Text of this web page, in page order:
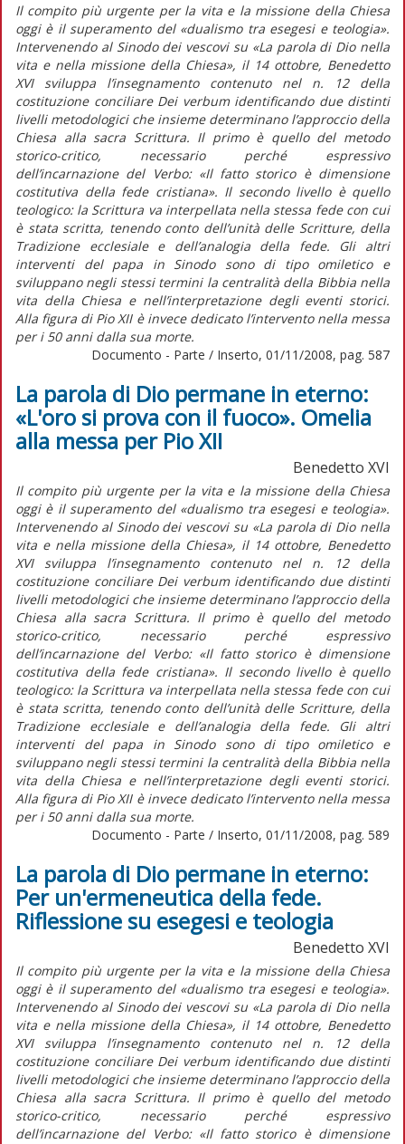
Il compito più urgente per la vita e la missione della Chiesa
oggi è il superamento del «dualismo tra esegesi e teologia».
Intervenendo al Sinodo dei vescovi su «La parola di Dio nella
vita e nella missione della Chiesa», il 14 ottobre, Benedetto
XVI sviluppa l’insegnamento contenuto nel n. 12 della
costituzione conciliare Dei verbum identificando due distinti
livelli metodologici che insieme determinano l’approccio della
Chiesa alla sacra Scrittura. Il primo è quello del metodo
storico-critico, necessario perché espressivo
dell’incarnazione del Verbo: «Il fatto storico è dimensione
costitutiva della fede cristiana». Il secondo livello è quello
teologico: la Scrittura va interpellata nella stessa fede con cui
è stata scritta, tenendo conto dell’unità delle Scritture, della
Tradizione ecclesiale e dell’analogia della fede. Gli altri
interventi del papa in Sinodo sono di tipo omiletico e
sviluppano negli stessi termini la centralità della Bibbia nella
vita della Chiesa e nell’interpretazione degli eventi storici.
Alla figura di Pio XII è invece dedicato l’intervento nella messa
per i 50 anni dalla sua morte.
Documento - Parte / Inserto, 01/11/2008, pag. 587
La parola di Dio permane in eterno:
«L'oro si prova con il fuoco». Omelia
alla messa per Pio XII
Benedetto XVI
Il compito più urgente per la vita e la missione della Chiesa
oggi è il superamento del «dualismo tra esegesi e teologia».
Intervenendo al Sinodo dei vescovi su «La parola di Dio nella
vita e nella missione della Chiesa», il 14 ottobre, Benedetto
XVI sviluppa l’insegnamento contenuto nel n. 12 della
costituzione conciliare Dei verbum identificando due distinti
livelli metodologici che insieme determinano l’approccio della
Chiesa alla sacra Scrittura. Il primo è quello del metodo
storico-critico, necessario perché espressivo
dell’incarnazione del Verbo: «Il fatto storico è dimensione
costitutiva della fede cristiana». Il secondo livello è quello
teologico: la Scrittura va interpellata nella stessa fede con cui
è stata scritta, tenendo conto dell’unità delle Scritture, della
Tradizione ecclesiale e dell’analogia della fede. Gli altri
interventi del papa in Sinodo sono di tipo omiletico e
sviluppano negli stessi termini la centralità della Bibbia nella
vita della Chiesa e nell’interpretazione degli eventi storici.
Alla figura di Pio XII è invece dedicato l’intervento nella messa
per i 50 anni dalla sua morte.
Documento - Parte / Inserto, 01/11/2008, pag. 589
La parola di Dio permane in eterno:
Per un'ermeneutica della fede.
Riflessione su esegesi e teologia
Benedetto XVI
Il compito più urgente per la vita e la missione della Chiesa
oggi è il superamento del «dualismo tra esegesi e teologia».
Intervenendo al Sinodo dei vescovi su «La parola di Dio nella
vita e nella missione della Chiesa», il 14 ottobre, Benedetto
XVI sviluppa l’insegnamento contenuto nel n. 12 della
costituzione conciliare Dei verbum identificando due distinti
livelli metodologici che insieme determinano l’approccio della
Chiesa alla sacra Scrittura. Il primo è quello del metodo
storico-critico, necessario perché espressivo
dell’incarnazione del Verbo: «Il fatto storico è dimensione